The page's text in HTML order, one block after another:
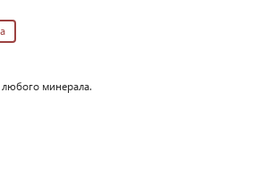
любого минерала.